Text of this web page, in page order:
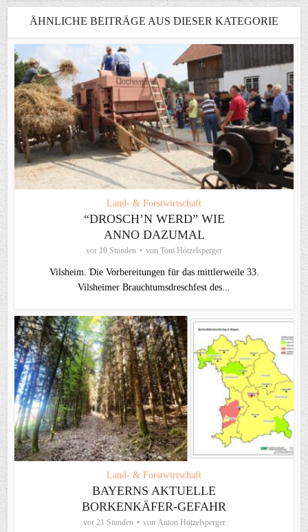
ÄHNLICHE BEITRÄGE AUS DIESER KATEGORIE
Land- & Forstwirtschaft
“DROSCH’N WERD” WIE
ANNO DAZUMAL
vor 10 Stunden von Toni Hötzelsperger
Vilsheim. Die Vorbereitungen für das mittlerweile 33.
Vilsheimer Brauchtumsdreschfest des...
Land- & Forstwirtschaft
BAYERNS AKTUELLE
BORKENKÄFER-GEFAHR
vor 21 Stunden von Anton Hötzelsperger